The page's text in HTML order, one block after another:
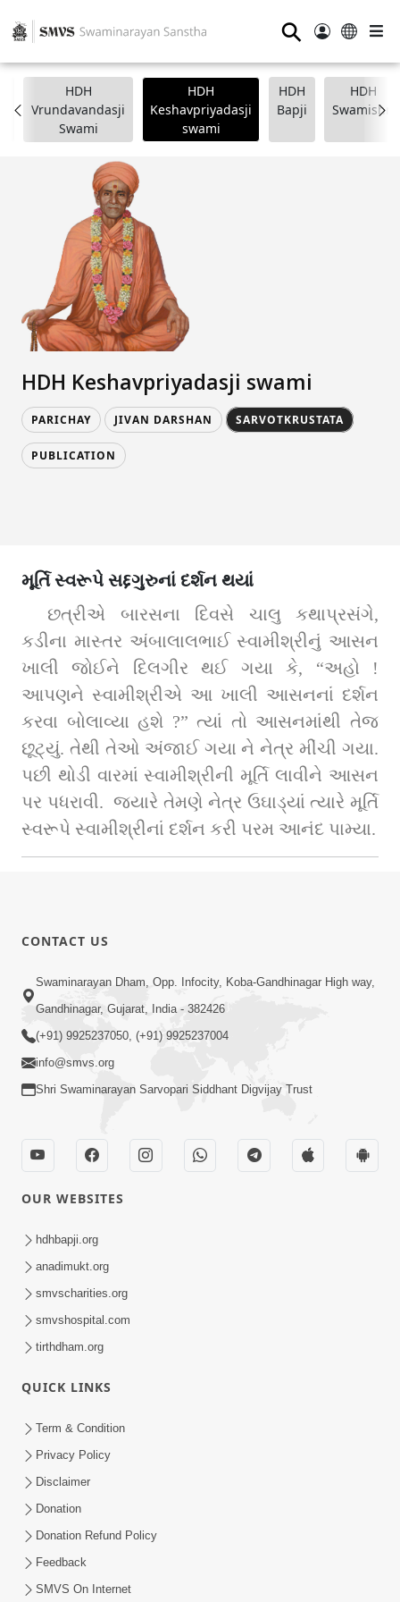
⚲
HDH
Vrundavandasji
Swami
HDH
Keshavpriyadasji
swami
HDH
Bapji
HDH
Swamishri
HDH Keshavpriyadasji swami
PARICHAY JIVAN DARSHAN SARVOTKRUSTATA
PUBLICATION
મૂર્તિ સ્વરૂપે સદ્દગુરુનાં દર્શન થયાં
છત્રીએ બારસના દિવસે ચાલુ કથાપ્રસંગે,
કડીના માસ્તર અંબાલાલભાઈ સ્વામીશ્રીનું આસન
ખાલી જોઈને દિલગીર થઈ ગયા કે, “અહો !
આપણને સ્વામીશ્રીએ આ ખાલી આસનનાં દર્શન
કરવા બોલાવ્યા હશે ?” ત્યાં તો આસનમાંથી તેજ
છૂટ્યું. તેથી તેઓ અંજાઈ ગયા ને નેત્ર મીંચી ગયા.
પછી થોડી વારમાં સ્વામીશ્રીની મૂર્તિ લાવીને આસન
પર પધરાવી.  જ્યારે તેમણે નેત્ર ઉઘાડ્યાં ત્યારે મૂર્તિ
સ્વરૂપે સ્વામીશ્રીનાં દર્શન કરી પરમ આનંદ પામ્યા.
CONTACT US
Swaminarayan Dham, Opp. Infocity, Koba-Gandhinagar High way,
Gandhinagar, Gujarat, India - 382426
(+91) 9925237050, (+91) 9925237004
info@smvs.org
Shri Swaminarayan Sarvopari Siddhant Digvijay Trust
OUR WEBSITES
hdhbapji.org
anadimukt.org
smvscharities.org
smvshospital.com
tirthdham.org
QUICK LINKS
Term & Condition
Privacy Policy
Disclaimer
Donation
Donation Refund Policy
Feedback
SMVS On Internet